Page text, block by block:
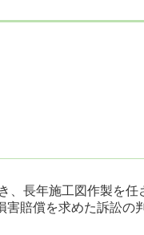
長年施工図作製を
賠償を求めた訴訟の